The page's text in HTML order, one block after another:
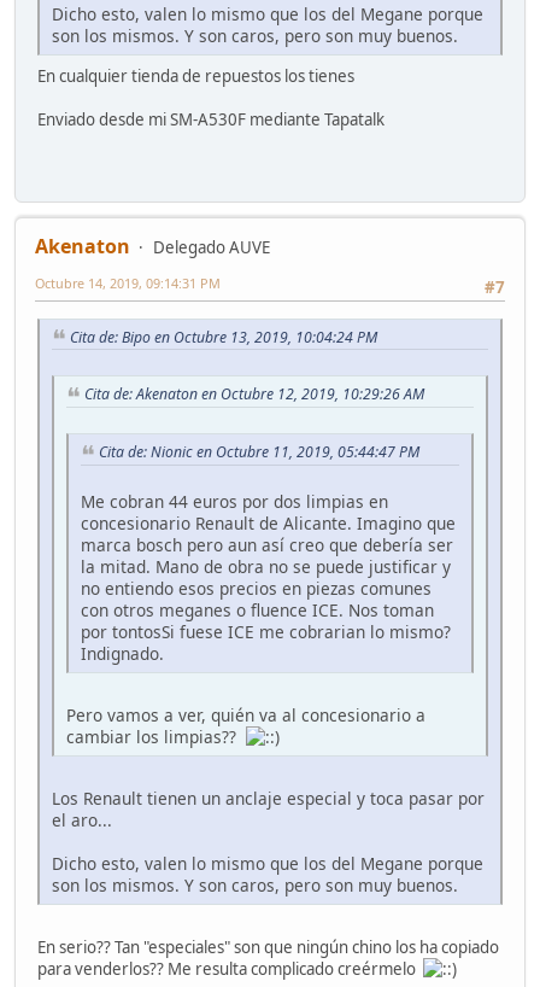
Dicho esto, valen lo mismo que los del Megane porque
son los mismos. Y son caros, pero son muy buenos.
En cualquier tienda de repuestos los tienes
Enviado desde mi SM-A530F mediante Tapatalk
Akenaton
Delegado AUVE
#7
Octubre 14, 2019, 09:14:31 PM
Cita de: Bipo en Octubre 13, 2019, 10:04:24 PM
Cita de: Akenaton en Octubre 12, 2019, 10:29:26 AM
Cita de: Nionic en Octubre 11, 2019, 05:44:47 PM
Me cobran 44 euros por dos limpias en
concesionario Renault de Alicante. Imagino que
marca bosch pero aun así creo que debería ser
la mitad. Mano de obra no se puede justificar y
no entiendo esos precios en piezas comunes
con otros meganes o fluence ICE. Nos toman
por tontosSi fuese ICE me cobrarian lo mismo?
Indignado.
Pero vamos a ver, quién va al concesionario a
cambiar los limpias??
Los Renault tienen un anclaje especial y toca pasar por
el aro...
Dicho esto, valen lo mismo que los del Megane porque
son los mismos. Y son caros, pero son muy buenos.
En serio?? Tan "especiales" son que ningún chino los ha copiado
para venderlos?? Me resulta complicado creérmelo